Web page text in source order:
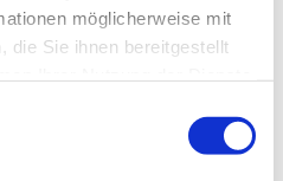
möglicherweise mit
die Sie ihnen bereitgestellt